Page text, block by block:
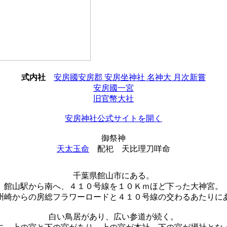
式内社
安房國安房郡 安房坐神社 名神大 月次新嘗
安房國一宮
旧官幣大社
安房神社公式サイトを開く
御祭神
天太玉命 配祀 天比理刀咩命
千葉県館山市にある。
館山駅から南へ、４１０号線を１０Ｋｍほど下った大神宮。
崎からの房総フラワーロードと４１０号線の交わるあたりに
白い鳥居があり、広い参道が続く。